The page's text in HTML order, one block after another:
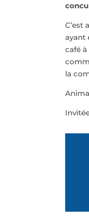
C’est
ayant
café
la